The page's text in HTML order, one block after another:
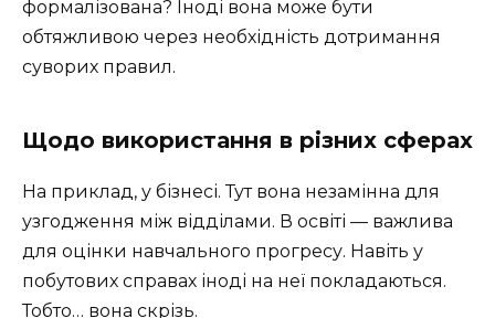
формалізована? Іноді вона може бути
обтяжливою через необхідність дотримання
суворих правил.
Щодо використання в різних сферах
На приклад, у бізнесі. Тут вона незамінна для
узгодження між відділами. В освіті — важлива
для оцінки навчального прогресу. Навіть у
побутових справах іноді на неї покладаються.
Тобто… вона скрізь.